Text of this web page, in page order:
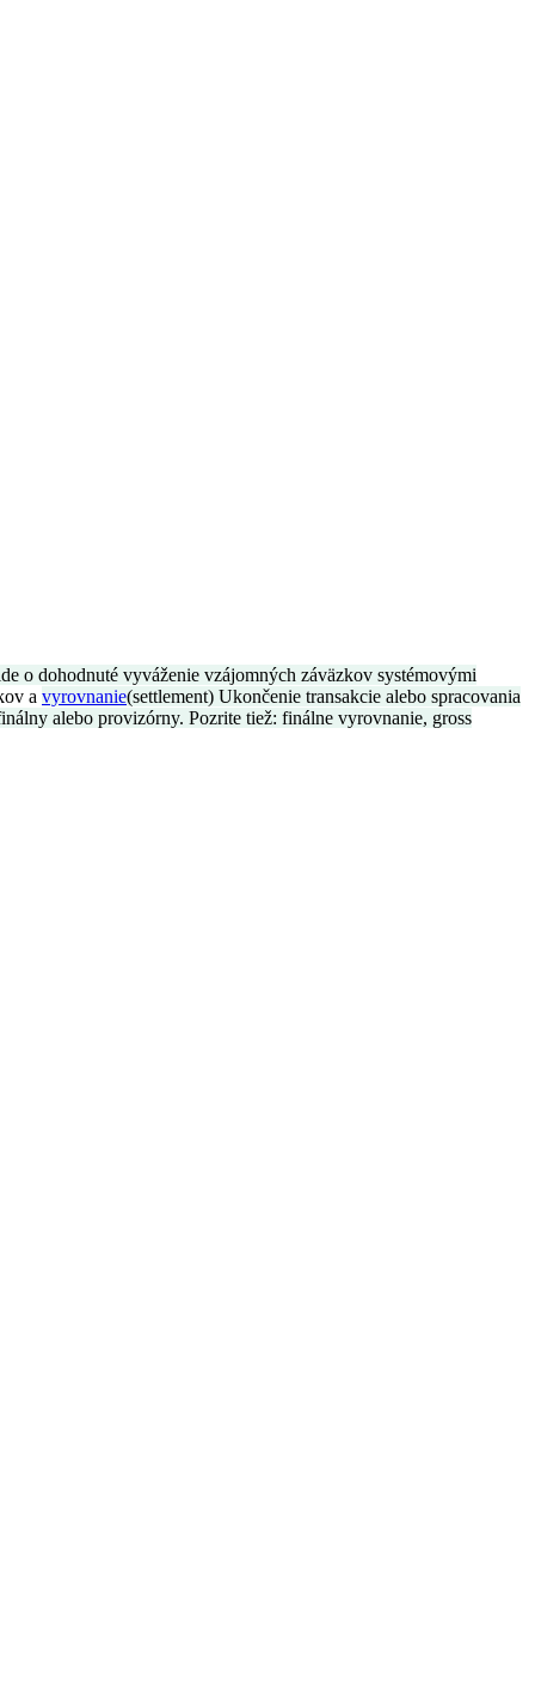
o dohodnuté vyváženie vzájomných záväzkov systémovými
a vyrovnanie(settlement) Ukončenie transakcie alebo spracovania
alebo provizórny. Pozrite tiež: finálne vyrovnanie, gross